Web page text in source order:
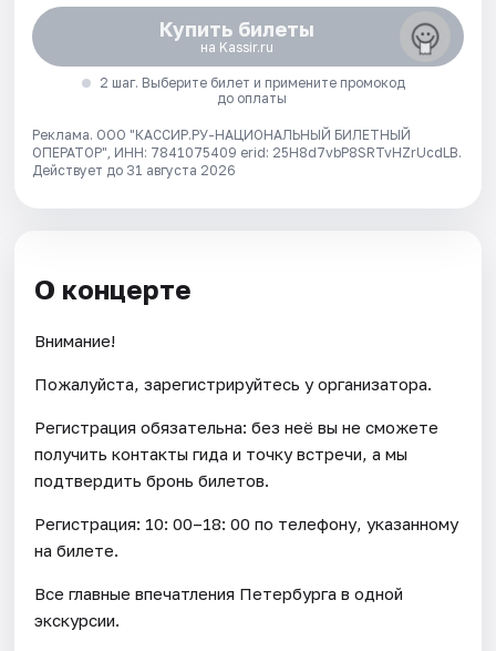
Купить билеты
на Kassir.ru
2 шаг. Выберите билет и примените промокод
до оплаты
Реклама. ООО "КАССИР.РУ-НАЦИОНАЛЬНЫЙ БИЛЕТНЫЙ
ОПЕРАТОР", ИНН: 7841075409 erid: 25H8d7vbP8SRTvHZrUcdLB.
Действует до 31 августа 2026
О концерте
Внимание!
Пожалуйста, зарегистрируйтесь у организатора.
Регистрация обязательна: без неё вы не сможете
получить контакты гида и точку встречи, а мы
подтвердить бронь билетов.
Регистрация: 10: 00–18: 00 по телефону, указанному
на билете.
Все главные впечатления Петербурга в одной
экскурсии.